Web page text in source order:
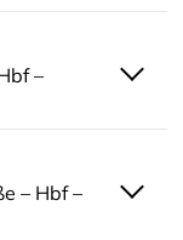
–
– Hbf –